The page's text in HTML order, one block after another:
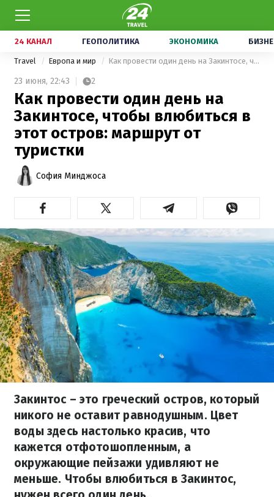
24 КАНАЛ ГЕОПОЛИТИКА ЭКОНОМИКА
Travel Европа и мир Как провести один день на Закинтосе, чтобы влюбиться в этот остров: маршрут от туристки
23 июня, 22:43 2
Как провести один день на
Закинтосе, чтобы влюбиться в
этот остров: маршрут от
туристки
София Минджоса
Закинтос – это греческий остров, который
никого не оставит равнодушным. Цвет
воды здесь настолько красив, что
кажется отфотошопленным, а
окружающие пейзажи удивляют не
меньше. Чтобы влюбиться в Закинтос,